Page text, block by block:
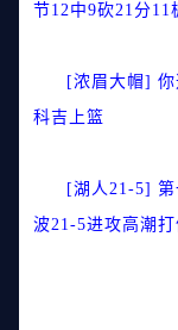
节12中9砍21分11
[浓眉大帽]
科吉上篮
[湖人21-5]
波21-5进攻高潮